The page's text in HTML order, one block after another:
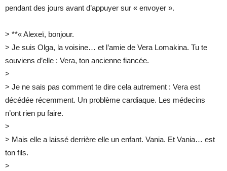
pendant des jours avant d’appuyer sur « envoyer ».
> **« Alexeï, bonjour.
> Je suis Olga, la voisine… et l’amie de Vera Lomakina. Tu te
souviens d’elle : Vera, ton ancienne fiancée.
>
> Je ne sais pas comment te dire cela autrement : Vera est
décédée récemment. Un problème cardiaque. Les médecins
n’ont rien pu faire.
>
> Mais elle a laissé derrière elle un enfant. Vania. Et Vania… est
ton fils.
>